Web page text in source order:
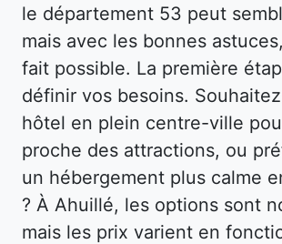
le département 53 peut
mais avec les bonnes
fait possible. La première
définir vos besoins.
hôtel en plein centre-ville
proche des attractions, ou
un hébergement plus calme
? À Ahuillé, les options sont
mais les prix varient en